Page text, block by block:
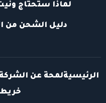
لماذا ستحتاج
دليل الشحن من
الرئيسيةلمحة عن الشركة